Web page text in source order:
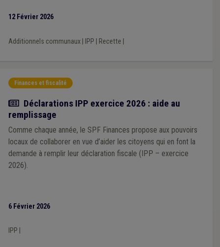
12 Février 2026
Additionnels communaux| IPP Recette
Finances et fiscalité
Actualité
Déclarations IPP exercice 2026 : aide au
remplissage
Comme chaque année, le SPF Finances propose aux pouvoirs
locaux de collaborer en vue d’aider les citoyens qui en font la
demande à remplir leur déclaration fiscale (IPP – exercice
2026).
6 Février 2026
IPP